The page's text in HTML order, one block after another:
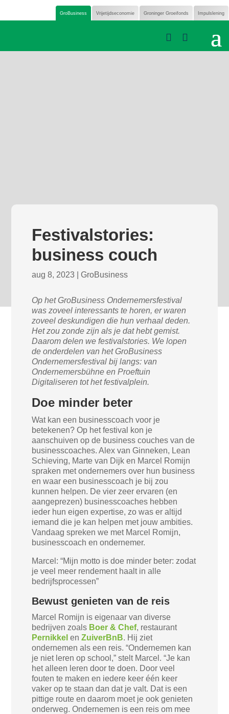
GroBusiness Vrijetijdseconomie Groninger Groeifonds Impulslening
 
Festivalstories:
business couch
aug 8, 2023 GroBusiness
Op het GroBusiness Ondernemersfestival
was zoveel interessants te horen, er waren
zoveel deskundigen die hun verhaal deden.
Het zou zonde zijn als je dat hebt gemist.
Daarom delen we festivalstories. We lopen
de onderdelen van het GroBusiness
Ondernemersfestival bij langs: van
Ondernemersbühne en Proeftuin
Digitaliseren tot het festivalplein.
Doe minder beter
Wat kan een businesscoach voor je
betekenen? Op het festival kon je
aanschuiven op de business couches van de
businesscoaches. Alex van Ginneken, Lean
Schieving, Marte van Dijk en Marcel Romijn
spraken met ondernemers over hun business
en waar een businesscoach je bij zou
kunnen helpen. De vier zeer ervaren (en
aangeprezen) businesscoaches hebben
ieder hun eigen expertise, zo was er altijd
iemand die je kan helpen met jouw ambities.
Vandaag spreken we met Marcel Romijn,
businesscoach en ondernemer.
Marcel: “Mijn motto is doe minder beter: zodat
je veel meer rendement haalt in alle
bedrijfsprocessen”
Bewust genieten van de reis
Marcel Romijn is eigenaar van diverse
bedrijven zoals Boer & Chef, restaurant
Pernikkel enZuiverBnB. Hij ziet
ondernemen als een reis. “Ondernemen kan
je niet leren op school,” stelt Marcel. “Je kan
het alleen leren door te doen. Door veel
fouten te maken en iedere keer één keer
vaker op te staan dan dat je valt. Dat is een
pittige route en daarom moet je ook genieten
onderweg. Ondernemen is een reis om mee